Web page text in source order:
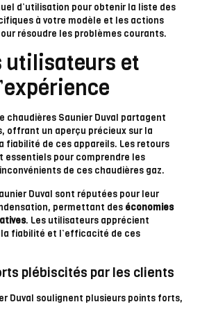
d’utilisation pour obtenir la liste des
à votre modèle et les actions
résoudre les problèmes courants.
utilisateurs et
chaudières Saunier Duval partagent
offrant un aperçu précieux sur la
fiabilité de ces appareils. Les retours
essentiels pour comprendre les
de ces chaudières gaz.
Duval sont réputées pour leur
permettant des économies
. Les utilisateurs apprécient
fiabilité et l’efficacité de ces
plébiscités par les clients
Duval soulignent plusieurs points forts,